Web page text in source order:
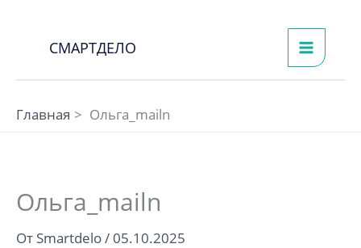
содержимому
СМАРТДЕЛО
Главная Ольга_mailn
Ольга_mailn
От Smartdelo/05.10.2025